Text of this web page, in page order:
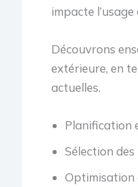
impacte
Découvrons
extérieure, en
actuelles.
Planification
Sélection
Optimisation